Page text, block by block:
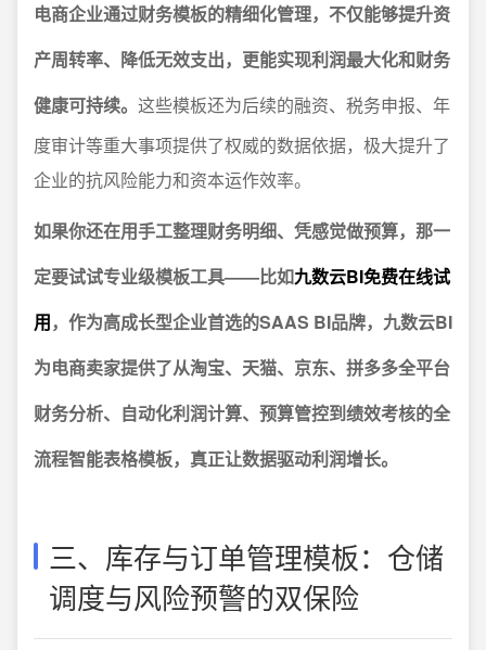
电商企业通过财务模板的精细化管理，不仅能够提升资
产周转率、降低无效支出，更能实现利润最大化和财务
健康可持续。 这些模板还为后续的融资、税务申报、年
度审计等重大事项提供了权威的数据依据，极大提升了
企业的抗风险能力和资本运作效率。
如果你还在用手工整理财务明细、凭感觉做预算，那一
定要试试专业级模板工具——比如九数云BI免费在线试
用，作为高成长型企业首选的SAAS BI品牌，九数云BI
为电商卖家提供了从淘宝、天猫、京东、拼多多全平台
财务分析、自动化利润计算、预算管控到绩效考核的全
流程智能表格模板，真正让数据驱动利润增长。
三、库存与订单管理模板：仓储
调度与风险预警的双保险